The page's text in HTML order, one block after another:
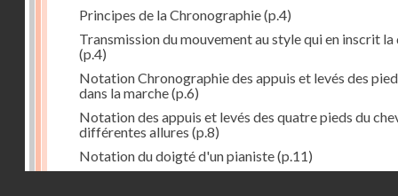
Principes de la Chronographie(p.4)
Transmission du mouvement au style qui en inscrit la
(p.4)
Notation Chronographie des appuis et levés des
dans la marche(p.6)
Notation des appuis et levés des quatre pieds du
différentes allures (p.8)
Notation du doigté d'un pianiste(p.11)